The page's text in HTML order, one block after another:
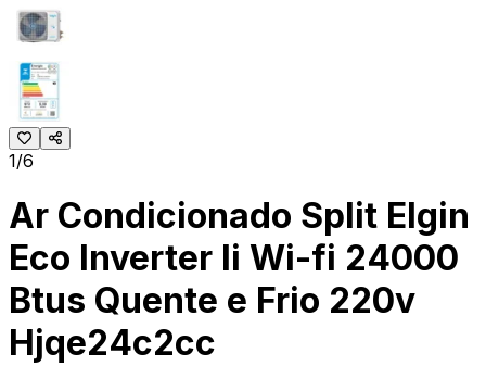
1/6
Ar Condicionado Split Elgin
Eco Inverter Ii Wi-fi 24000
Btus Quente e Frio 220v
Hjqe24c2cc